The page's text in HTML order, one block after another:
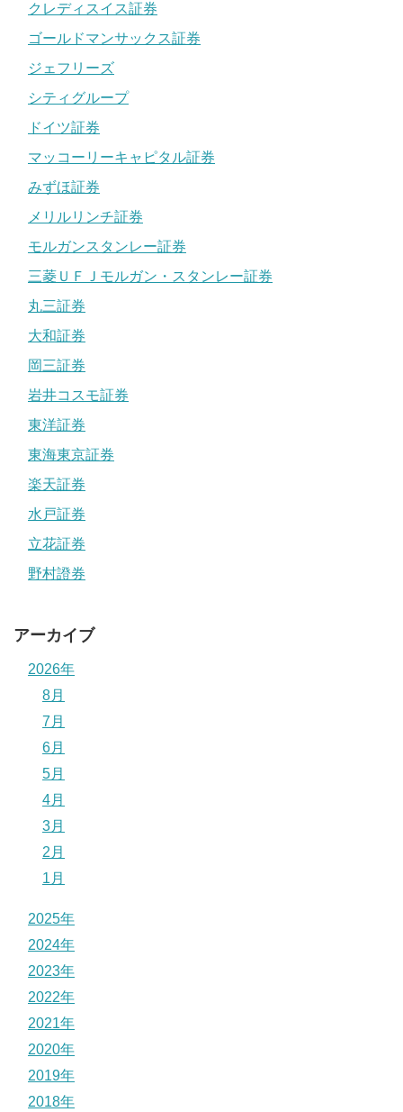
クレディスイス証券
ゴールドマンサックス証券
ジェフリーズ
シティグループ
ドイツ証券
マッコーリーキャピタル証券
みずほ証券
メリルリンチ証券
モルガンスタンレー証券
三菱ＵＦＪモルガン・スタンレー証券
丸三証券
大和証券
岡三証券
岩井コスモ証券
東洋証券
東海東京証券
楽天証券
水戸証券
立花証券
野村證券
アーカイブ
2026年
8月
7月
6月
5月
4月
3月
2月
1月
2025年
2024年
2023年
2022年
2021年
2020年
2019年
2018年